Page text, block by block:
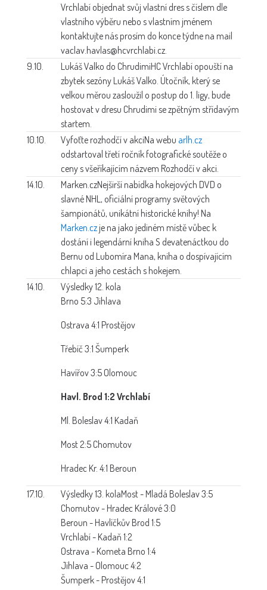
Vrchlabí objednat svůj vlastní dres s číslem dle
vlastního výběru nebo s vlastním jménem
kontaktujte nás prosím do konce týdne na mail
vaclav.havlas@hcvrchlabi.cz.
9.10.
Lukáš Valko do ChrudimiHC Vrchlabí opouští na
zbytek sezóny Lukáš Valko. Útočník, který se
velkou měrou zasloužil o postup do 1. ligy, bude
hostovat v dresu Chrudimi se zpětným střídavým
startem.
10.10.
Vyfoťte rozhodčí v akciNa webu arlh.cz
odstartoval třetí ročník fotografické soutěže o
ceny s všeříkajícím názvem Rozhodčí v akci.
14.10.
Marken.czNejširší nabídka hokejových DVD o
slavné NHL, oficiální programy světových
šampionátů, unikátní historické knihy! Na
Marken.cz je na jako jediném místě vůbec k
dostání i legendární kniha S devatenáctkou do
Bernu od Lubomíra Mana, kniha o dospívajícím
chlapci a jeho cestách s hokejem.
14.10.
Výsledky 12. kola
Brno 5:3 Jihlava
Ostrava 4:1 Prostějov
Třebíč 3:1 Šumperk
Havířov 3:5 Olomouc
Havl. Brod 1:2 Vrchlabí
Ml. Boleslav 4:1 Kadaň
Most 2:5 Chomutov
Hradec Kr. 4:1 Beroun
17.10. Výsledky 13. kolaMost - Mladá Boleslav 3:5
Chomutov - Hradec Králové 3:0
Beroun - Havlíčkův Brod 1:5
Vrchlabí - Kadaň 1:2
Ostrava - Kometa Brno 1:4
Jihlava - Olomouc 4:2
Šumperk - Prostějov 4:1